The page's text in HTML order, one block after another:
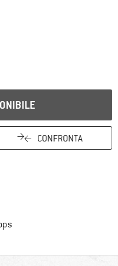
CONFRONTA
alla politica di recesso qui